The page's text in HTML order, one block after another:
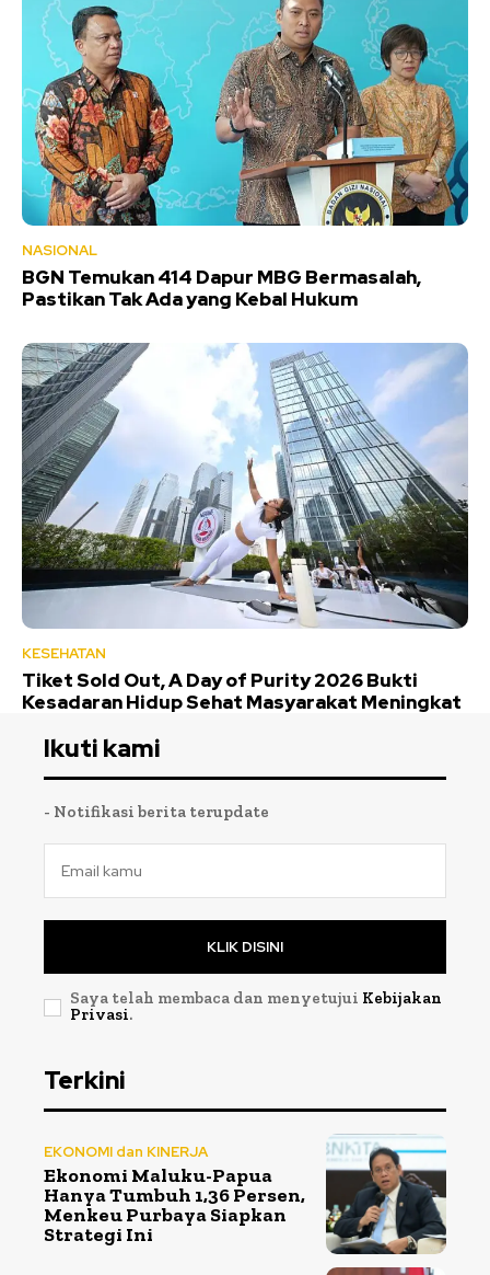
NASIONAL
BGN Temukan 414 Dapur MBG Bermasalah,
Pastikan Tak Ada yang Kebal Hukum
KESEHATAN
Tiket Sold Out, A Day of Purity 2026 Bukti
Kesadaran Hidup Sehat Masyarakat Meningkat
Ikuti kami
- Notifikasi berita terupdate
KLIK DISINI
Saya telah membaca dan menyetujui Kebijakan
Privasi.
Terkini
EKONOMI dan KINERJA
Ekonomi Maluku-Papua
Hanya Tumbuh 1,36 Persen,
Menkeu Purbaya Siapkan
Strategi Ini